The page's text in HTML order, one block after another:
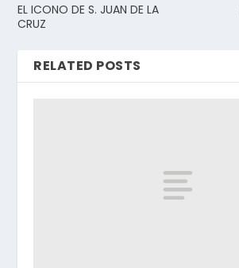
EL ICONO DE S. JUAN DE LA
CRUZ
RELATED POSTS